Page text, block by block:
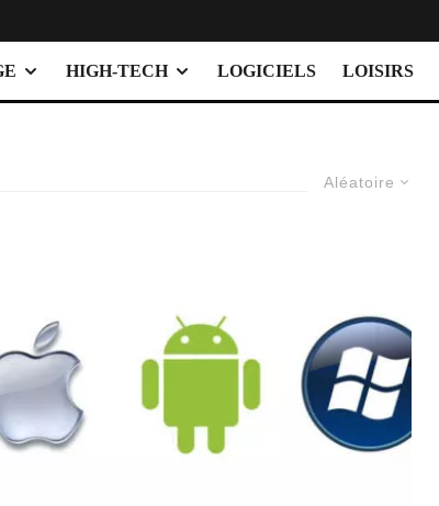
HIGH-TECH LOGICIELS LOISIRS
Aléatoire